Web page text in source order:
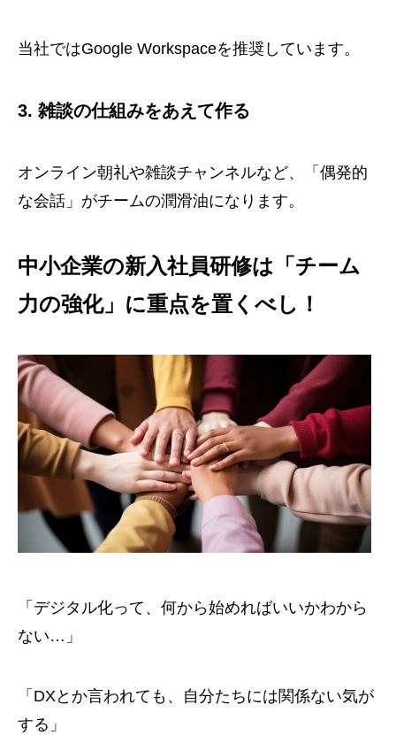
当社ではGoogle Workspaceを推奨しています。
3. 雑談の仕組みをあえて作る
オンライン朝礼や雑談チャンネルなど、「偶発的
な会話」がチームの潤滑油になります。
中小企業の新入社員研修は「チーム
力の強化」に重点を置くべし！
「デジタル化って、何から始めればいいかわから
ない…」
「DXとか言われても、自分たちには関係ない気が
する」